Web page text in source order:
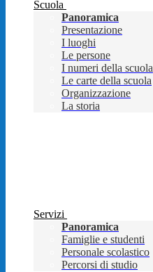
Scuola
Panoramica
Presentazione
I luoghi
Le persone
I numeri della scuola
Le carte della scuola
Organizzazione
La storia
Servizi
Panoramica
Famiglie e studenti
Personale scolastico
Percorsi di studio